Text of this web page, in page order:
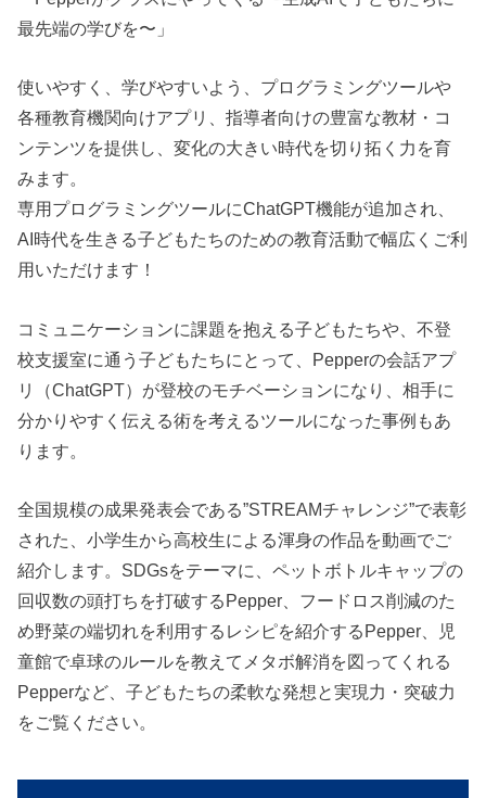
最先端の学びを〜」
使いやすく、学びやすいよう、プログラミングツールや
各種教育機関向けアプリ、指導者向けの豊富な教材・コ
ンテンツを提供し、変化の大きい時代を切り拓く力を育
みます。
専用プログラミングツールにChatGPT機能が追加され、
AI時代を生きる子どもたちのための教育活動で幅広くご利
用いただけます！
コミュニケーションに課題を抱える子どもたちや、不登
校支援室に通う子どもたちにとって、Pepperの会話アプ
リ（ChatGPT）が登校のモチベーションになり、相手に
分かりやすく伝える術を考えるツールになった事例もあ
ります。
全国規模の成果発表会である”STREAMチャレンジ”で表彰
された、小学生から高校生による渾身の作品を動画でご
紹介します。SDGsをテーマに、ペットボトルキャップの
回収数の頭打ちを打破するPepper、フードロス削減のた
め野菜の端切れを利用するレシピを紹介するPepper、児
童館で卓球のルールを教えてメタボ解消を図ってくれる
Pepperなど、子どもたちの柔軟な発想と実現力・突破力
をご覧ください。